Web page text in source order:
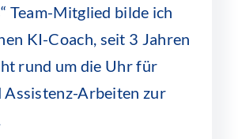
Team-Mitglied bilde ich
KI-Coach, seit 3 Jahren
rund um die Uhr für
Assistenz-Arbeiten zur